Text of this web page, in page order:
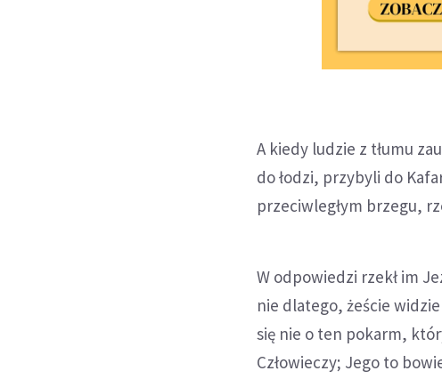
A kiedy ludzie z tłumu
do łodzi, przybyli do
przeciwległym brzegu,
W odpowiedzi rzekł im
nie dlatego, żeście
się nie o ten pokarm,
Człowieczy; Jego to